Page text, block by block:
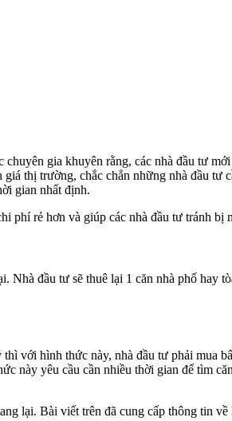
gia khuyên rằng, các nhà đầu tư
thị trường, chắc chắn những nhà đầu tư
gian nhất định.
phí rẻ hơn và giúp các nhà đầu tư tránh bị
đầu tư sẽ thuê lại 1 căn nhà phố hay
với hình thức này, nhà đầu tư phải mua
này yêu cầu cần nhiều thời gian để tìm
lại. Bài viết trên đã cung cấp thông tin về